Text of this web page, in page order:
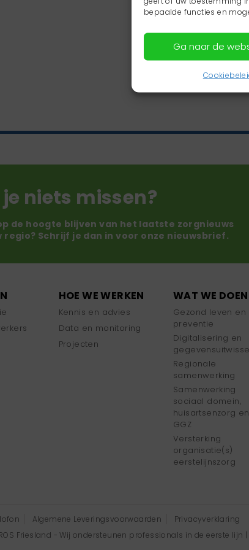
bepaalde functies en
Ga naar de
niets missen?
de hoogte blijven van het laatste zorgnieuws
regio? Schrijf je dan in voor onze nieuwsbrief.
HOE WE WERKEN
Kennis en advies
Data en monitoring
Projecten
WAT WE DOEN
Gezond leven en
preventie
Digitalisering en
Regionale
samenwerking
Samenwerking
sociaal domein,
huisartsenzorg en
GGZ
Versterking
organisatie(s)
eerstelijnszorg
Algemene Leveringsvoorwaarden
Privacyverklaring
Friesland - Wij ondersteunen professionals in de eerste lijn